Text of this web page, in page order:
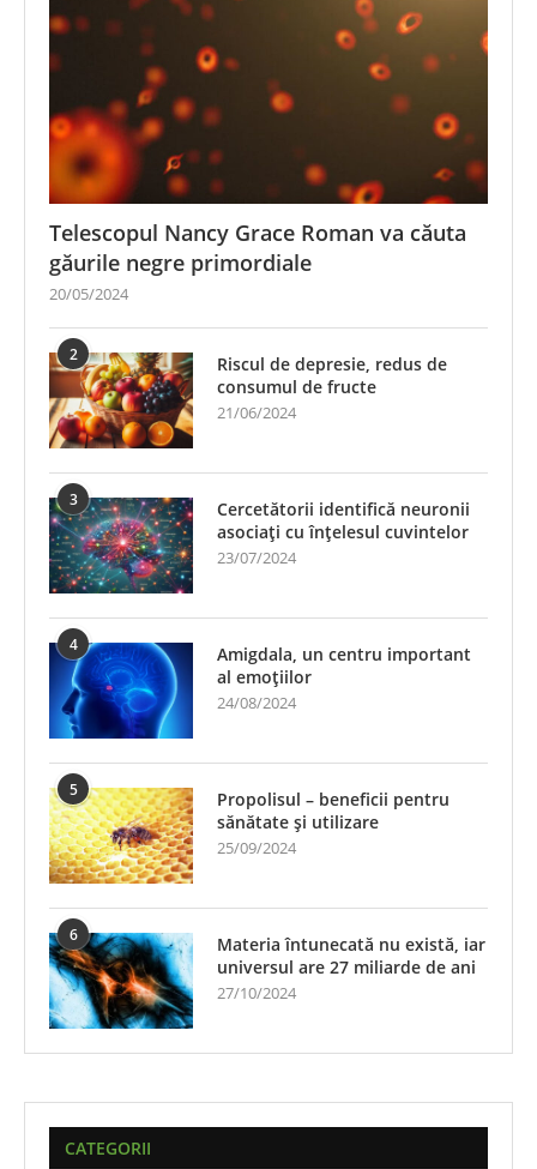
Telescopul Nancy Grace Roman va căuta
găurile negre primordiale
20/05/2024
2
Riscul de depresie, redus de
consumul de fructe
21/06/2024
3
Cercetătorii identifică neuronii
asociați cu înțelesul cuvintelor
23/07/2024
4
Amigdala, un centru important
al emoțiilor
24/08/2024
5
Propolisul – beneficii pentru
sănătate și utilizare
25/09/2024
6
Materia întunecată nu există, iar
universul are 27 miliarde de ani
27/10/2024
CATEGORII